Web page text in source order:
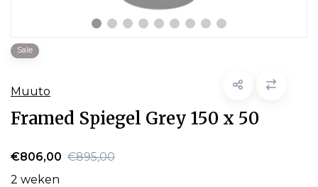
Sale
Muuto
Framed Spiegel Grey 150 x 50
€806,00 €895,00
2 weken